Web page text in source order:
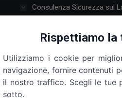
Consulenza Sicurezza sul
rischio associati alle differenti
migliorare le condizioni di lavoro.
Formazione
Rispettiamo la
Utilizziamo i cookie per
navigazione, fornire contenuti
il nostro traffico. Scegli le tue
sotto.